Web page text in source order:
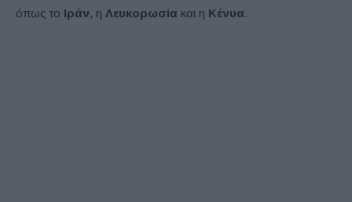
όπως το Ιράν, η Λευκορωσία και η Κένυα.